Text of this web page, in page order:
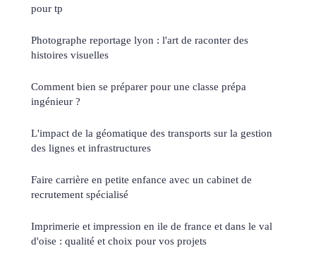
pour tp
Photographe reportage lyon : l'art de raconter des
histoires visuelles
Comment bien se préparer pour une classe prépa
ingénieur ?
L'impact de la géomatique des transports sur la gestion
des lignes et infrastructures
Faire carrière en petite enfance avec un cabinet de
recrutement spécialisé
Imprimerie et impression en ile de france et dans le val
d'oise : qualité et choix pour vos projets